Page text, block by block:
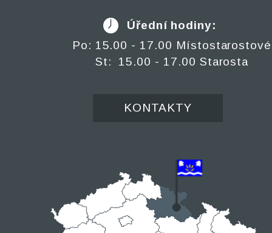
Úřední hodiny:
Po: 15.00 - 17.00 Místostarostové
St: 15.00 - 17.00 Starosta
KONTAKTY